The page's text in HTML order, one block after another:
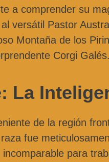
a comprender su
versátil Pastor
Montaña de los
Corgi Galés.
La
de la región
fue
para